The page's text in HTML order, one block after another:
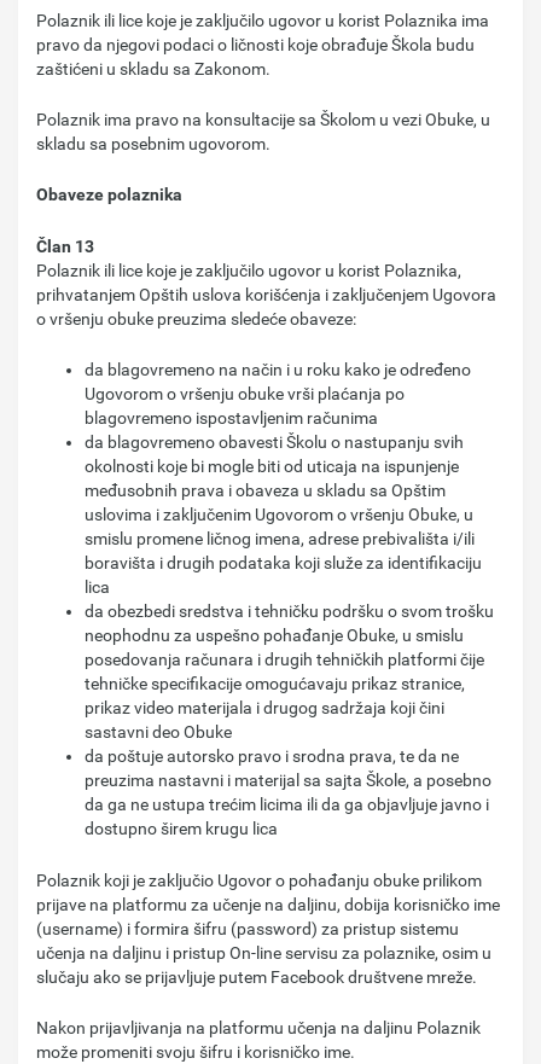
Polaznik ili lice koje je zaključilo ugovor u korist Polaznika ima
pravo da njegovi podaci o ličnosti koje obrađuje Škola budu
zaštićeni u skladu sa Zakonom.
Polaznik ima pravo na konsultacije sa Školom u vezi Obuke, u
skladu sa posebnim ugovorom.
Obaveze polaznika
Član 13
Polaznik ili lice koje je zaključilo ugovor u korist Polaznika,
prihvatanjem Opštih uslova korišćenja i zaključenjem Ugovora
o vršenju obuke preuzima sledeće obaveze:
da blagovremeno na način i u roku kako je određeno
Ugovorom o vršenju obuke vrši plaćanja po
blagovremeno ispostavljenim računima
da blagovremeno obavesti Školu o nastupanju svih
okolnosti koje bi mogle biti od uticaja na ispunjenje
međusobnih prava i obaveza u skladu sa Opštim
uslovima i zaključenim Ugovorom o vršenju Obuke, u
smislu promene ličnog imena, adrese prebivališta i/ili
boravišta i drugih podataka koji služe za identifikaciju
lica
da obezbedi sredstva i tehničku podršku o svom trošku
neophodnu za uspešno pohađanje Obuke, u smislu
posedovanja računara i drugih tehničkih platformi čije
tehničke specifikacije omogućavaju prikaz stranice,
prikaz video materijala i drugog sadržaja koji čini
sastavni deo Obuke
da poštuje autorsko pravo i srodna prava, te da ne
preuzima nastavni i materijal sa sajta Škole, a posebno
da ga ne ustupa trećim licima ili da ga objavljuje javno i
dostupno širem krugu lica
Polaznik koji je zaključio Ugovor o pohađanju obuke prilikom
prijave na platformu za učenje na daljinu, dobija korisničko ime
(username) i formira šifru (password) za pristup sistemu
učenja na daljinu i pristup On-line servisu za polaznike, osim u
slučaju ako se prijavljuje putem Facebook društvene mreže.
Nakon prijavljivanja na platformu učenja na daljinu Polaznik
može promeniti svoju šifru i korisničko ime.